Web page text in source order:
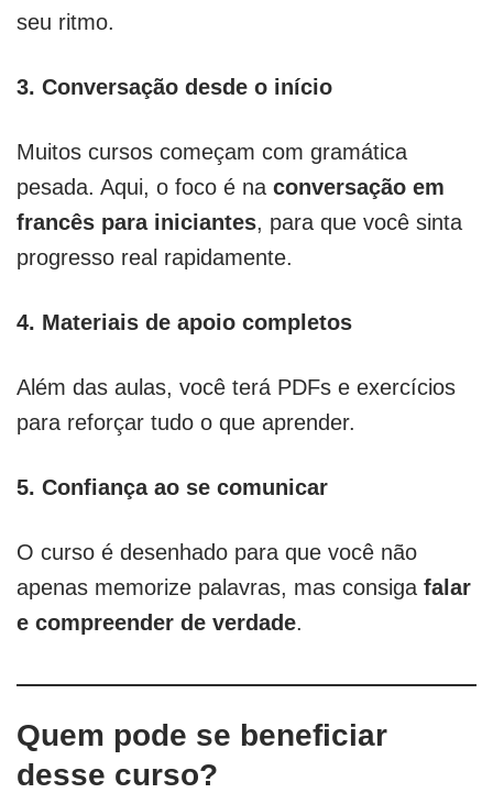
seu ritmo.
3. Conversação desde o início
Muitos cursos começam com gramática
pesada. Aqui, o foco é na conversação em
francês para iniciantes, para que você sinta
progresso real rapidamente.
4. Materiais de apoio completos
Além das aulas, você terá PDFs e exercícios
para reforçar tudo o que aprender.
5. Confiança ao se comunicar
O curso é desenhado para que você não
apenas memorize palavras, mas consiga falar
e compreender de verdade.
Quem pode se beneficiar
desse curso?